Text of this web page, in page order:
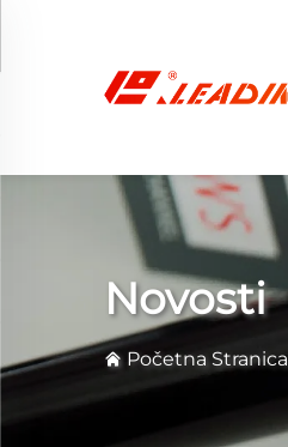
Novosti
Početna Stranica